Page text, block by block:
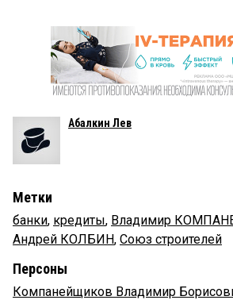
Абалкин Лев
Метки
банки, кредиты, Владимир
Андрей КОЛБИН, Союз строителей
Персоны
Компанейщиков Владимир